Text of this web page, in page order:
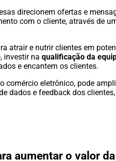
direcionem ofertas e
com o cliente, através de
atrair e nutrir clientes em
investir na qualificação da
e encantem os clientes.
comércio eletrônico, pode
dados e feedback dos
aumentar o valor